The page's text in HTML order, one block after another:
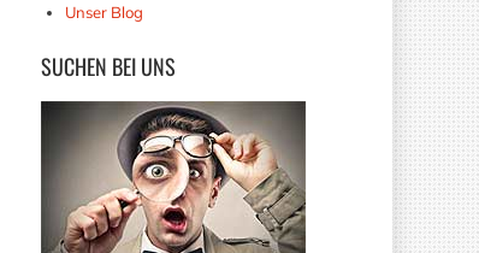
Unser Blog
SUCHEN BEI UNS